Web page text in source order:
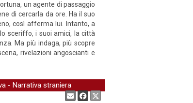
un agente di passaggio
di cercarla da ore. Ha il suo
così afferma lui. Intanto, a
sceriffo, i suoi amici, la città
Ma più indaga, più scopre
rivelazioni angoscianti e
- Narrativa straniera